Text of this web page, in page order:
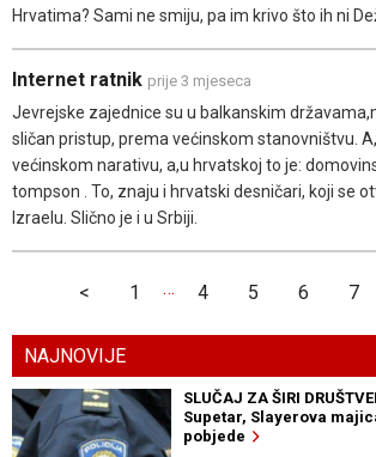
Hrvatima? Sami ne smiju, pa im krivo što ih ni
Internet ratnik prije 3 mjeseca
Jevrejske zajednice su u balkanskim
sličan pristup, prema većinskom stanovništvu.
većinskom narativu, a,u hrvatskoj to je:
tompson . To, znaju i hrvatski desničari, koji se
Izraelu. Slično je i u Srbiji.
< 1 … 4 5 6 7
NAJNOVIJE
SLUČAJ ZA ŠIRI
Supetar, Slayerova
pobjede